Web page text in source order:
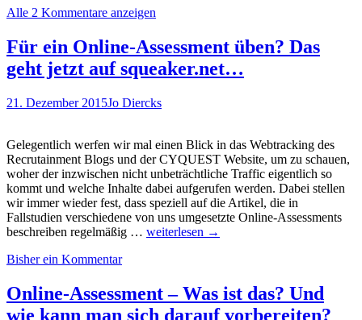
Games“?
Was
nicht…?
wie
diese?
Alle 2 Kommentare anzeigen
Für ein Online-Assessment üben? Das
geht jetzt auf squeaker.net…
21. Dezember 2015Jo Diercks
Gelegentlich werfen wir mal einen Blick in das Webtracking des
Recrutainment Blogs und der CYQUEST Website, um zu schauen,
woher der inzwischen nicht unbeträchtliche Traffic eigentlich so
kommt und welche Inhalte dabei aufgerufen werden. Dabei stellen
wir immer wieder fest, dass speziell auf die Artikel, die in
Fallstudien verschiedene von uns umgesetzte Online-Assessments
beschreiben regelmäßig … Für
üben?
Das
weiterlesen →
Bisher ein Kommentar
Online-Assessment – Was ist das? Und
wie kann man sich darauf vorbereiten?